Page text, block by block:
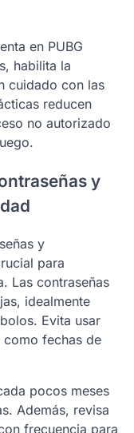
en PUBG
habilita la
cuidado con las
reducen
no autorizado
y
y
para
Las contraseñas
idealmente
Evita usar
fechas de
pocos meses
Además, revisa
frecuencia para